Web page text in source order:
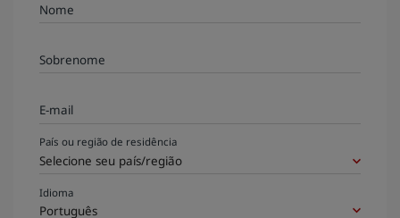
Nome
Sobrenome
E-mail
País ou região de residência
Idioma